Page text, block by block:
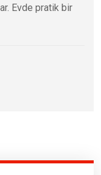
Evde pratik bir